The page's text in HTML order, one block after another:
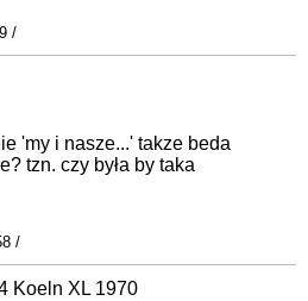
/
'my i nasze...' takze beda
tzn. czy była by taka
/
Koeln XL 1970